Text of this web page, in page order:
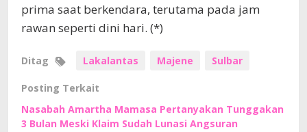
prima saat berkendara, terutama pada jam
rawan seperti dini hari. (*)
Ditag Lakalantas Majene Sulbar
Posting Terkait
Nasabah Amartha Mamasa Pertanyakan Tunggakan
3 Bulan Meski Klaim Sudah Lunasi Angsuran